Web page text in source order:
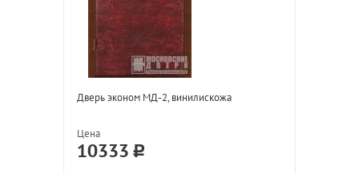
Дверь эконом МД-2, винилискожа
Цена
10333